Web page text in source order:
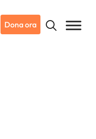
Dona ora